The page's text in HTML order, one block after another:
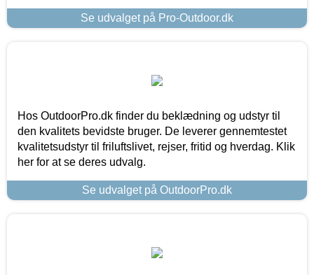
Se udvalget på Pro-Outdoor.dk
Hos OutdoorPro.dk finder du beklædning og udstyr til
den kvalitets bevidste bruger. De leverer gennemtestet
kvalitetsudstyr til friluftslivet, rejser, fritid og hverdag. Klik
her for at se deres udvalg.
Se udvalget på OutdoorPro.dk